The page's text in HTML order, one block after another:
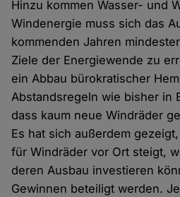
Hinzu kommen Wasser- und
Windenergie muss sich das
kommenden Jahren
Ziele der Energiewende zu
ein Abbau bürokratischer
Abstandsregeln wie bisher in
dass kaum neue Windräder
Es hat sich außerdem
für Windräder vor Ort steigt,
deren Ausbau investieren
Gewinnen beteiligt werden.